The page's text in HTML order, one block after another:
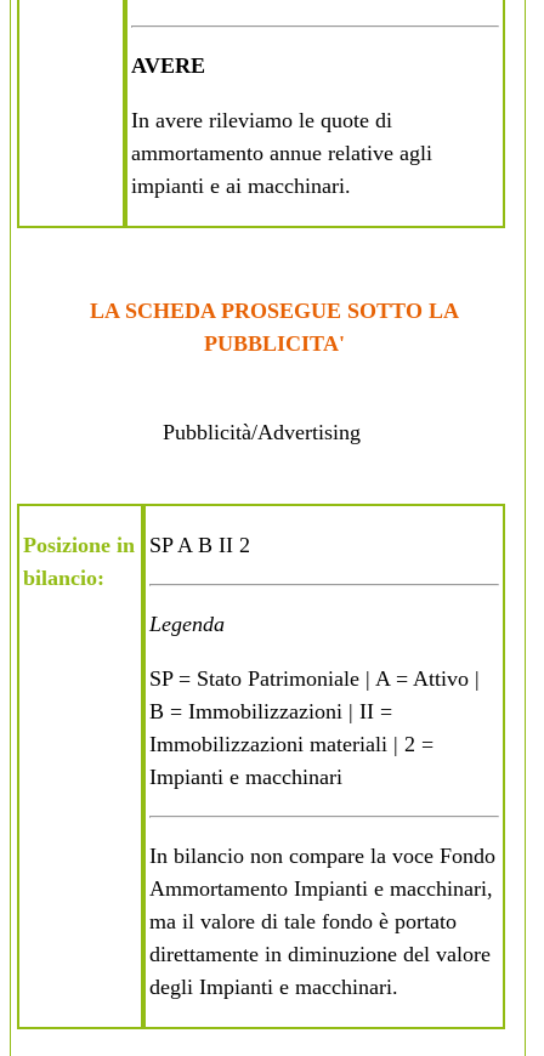
AVERE
In avere rileviamo le quote di
ammortamento annue relative agli
impianti e ai macchinari.
LA SCHEDA PROSEGUE SOTTO LA
PUBBLICITA'
Pubblicità/Advertising
Posizione in
bilancio:
SP A B II 2
Legenda
SP = Stato Patrimoniale | A = Attivo |
B = Immobilizzazioni | II =
Immobilizzazioni materiali | 2 =
Impianti e macchinari
In bilancio non compare la voce Fondo
Ammortamento Impianti e macchinari,
ma il valore di tale fondo è portato
direttamente in diminuzione del valore
degli Impianti e macchinari.